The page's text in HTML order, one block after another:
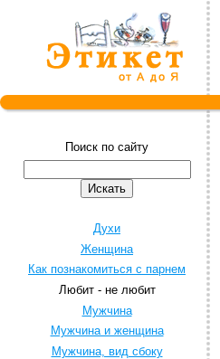
Поиск по сайту
Духи
Женщина
Как познакомиться с парнем
Любит - не любит
Мужчина
Мужчина и женщина
Мужчина, вид сбоку